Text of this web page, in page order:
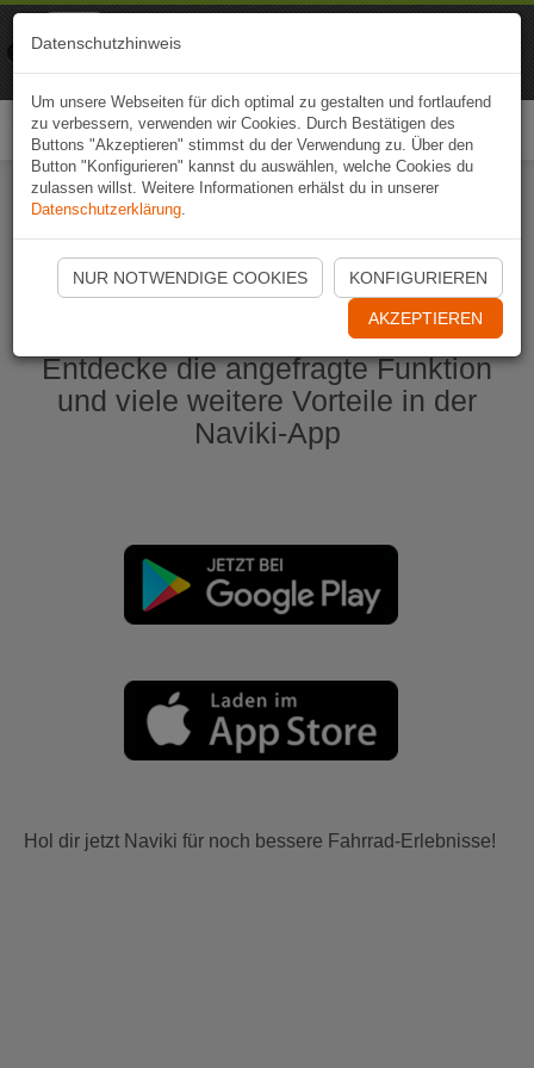
Naviki App jetzt öffnen
Entdecke die angefragte Funktion
und viele weitere Vorteile in der
Naviki-App
Hol dir jetzt Naviki für noch bessere Fahrrad-Erlebnisse!
Datenschutzhinweis
Um unsere Webseiten für dich optimal zu gestalten und fortlaufend
zu verbessern, verwenden wir Cookies. Durch Bestätigen des
Buttons "Akzeptieren" stimmst du der Verwendung zu. Über den
Button "Konfigurieren" kannst du auswählen, welche Cookies du
zulassen willst. Weitere Informationen erhälst du in unserer
Datenschutzerklärung.
NUR NOTWENDIGE COOKIES KONFIGURIEREN
AKZEPTIEREN
Naviki